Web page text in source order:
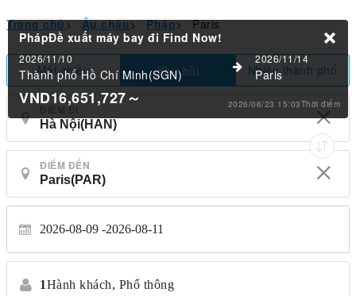
Trang chủ> Âu châu> Pháp> Paris
Một chiều Khứ hồi Nhiều thành phố
ĐIỂM ĐI
ĐIỂM ĐẾN
2026-08-09 2026-08-11
1Hành khách, Phổ thông
PhápĐề xuất máy bay đi Find Now!
2026/11/10
Thành phố Hồ Chí Minh(SGN)
2026/11/14
Paris
VND16,651,727～ 2026/06/23 15:03Thời điểm